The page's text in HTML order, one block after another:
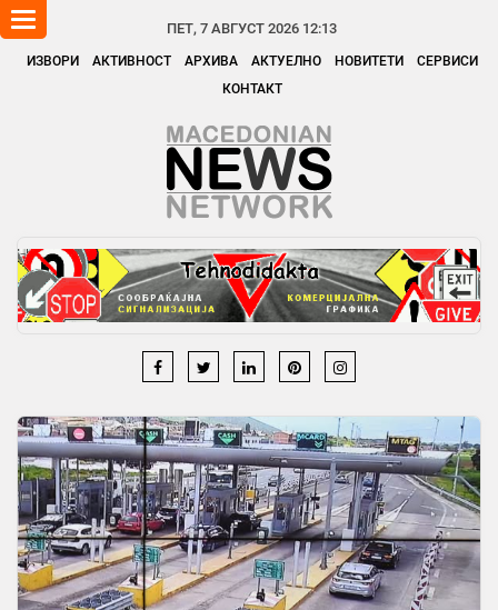
ПЕТ, 7 АВГУСТ 2026 12:13
ИЗВОРИ АКТИВНОСТ АРХИВА АКТУЕЛНО НОВИТЕТИ
СЕРВИСИ
КОНТАКТ
Toggle
navigation